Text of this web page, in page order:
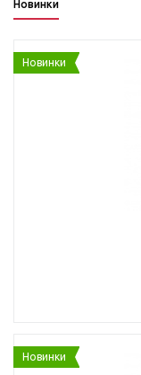
Новинки
Новинки
Новинки